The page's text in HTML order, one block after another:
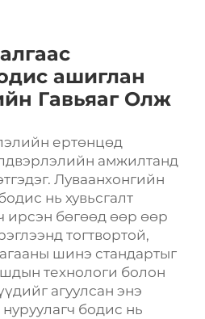
ашиглан
Гавьяаг Олж
ертөнцөд
амжилтанд
Луваанхонгийн
нь хувьсгалт
ирсэн бөгөөд өөр өөр
тогтвортой,
шинэ стандартыг
технологи болон
агуулсан энэ
бодис нь